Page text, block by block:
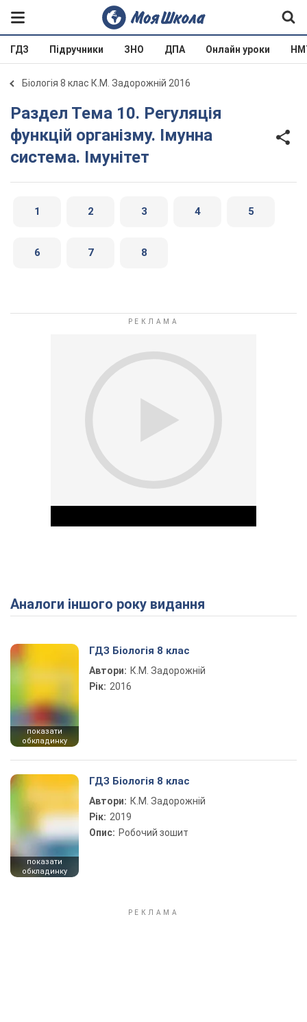
ГДЗ Підручники ЗНО ДПА Онлайн уроки
Біологія 8 клас К.М. Задорожній 2016
Раздел Тема 10. Регуляція
функцій організму. Імунна
система. Імунітет
1 2 3 4 5
6 7 8
Play Video
Аналоги іншого року видання
показати
обкладинку
ГДЗ Біологія 8 клас
Автори: К.М. Задорожній
Рік: 2016
показати
обкладинку
ГДЗ Біологія 8 клас
Автори: К.М. Задорожній
Рік: 2019
Опис: Робочий зошит